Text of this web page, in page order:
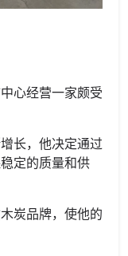
心经营一家颇受
长，他决定通过
定的质量和供
炭品牌，使他的